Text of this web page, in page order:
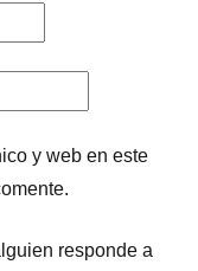
y web en este
responde a